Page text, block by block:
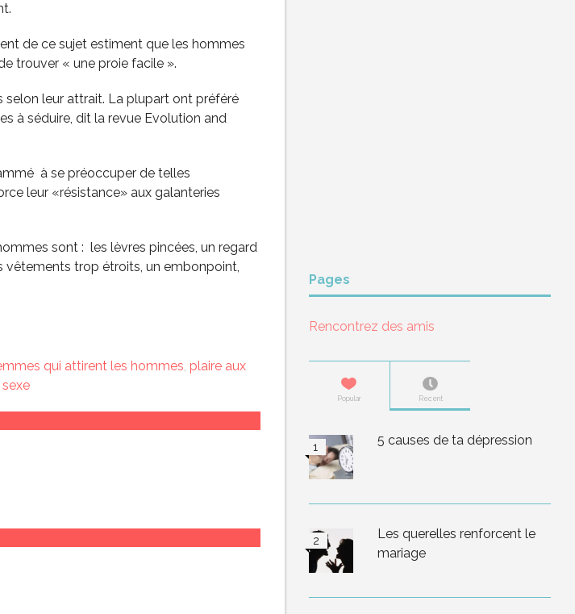
de ce sujet estiment que les hommes
trouver « une proie facile ».
leur attrait. La plupart ont préféré
à séduire, dit la revue Evolution and
à se préoccuper de telles
leur «résistance» aux galanteries
sont : les lèvres pincées, un regard
vêtements trop étroits, un embonpoint,
qui attirent les hommes, plaire aux
sexe
Pages
Rencontrez des amis
Popular Recent
5 causes de ta dépression
Les querelles renforcent le
mariage